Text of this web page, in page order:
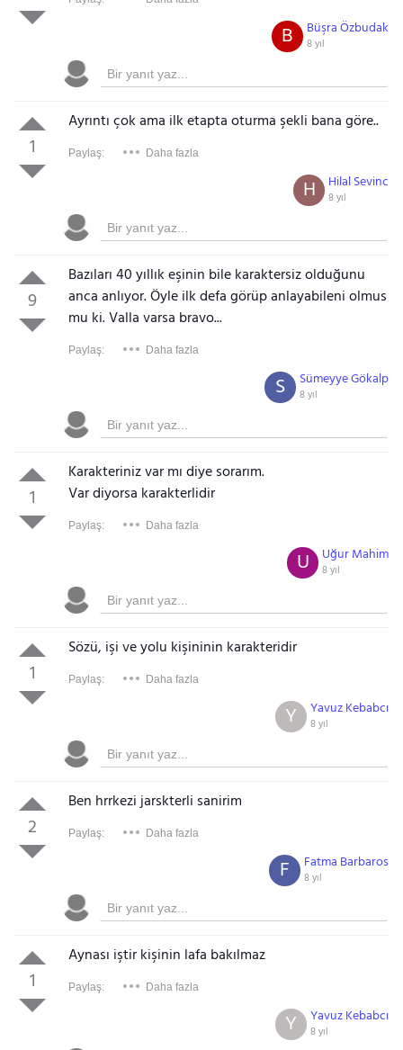
Büşra Özbudak
8 yıl
B
1
Ayrıntı çok ama ilk etapta oturma şekli bana göre..
Paylaş: Daha fazla
Hilal Sevinc
8 yıl
H
9
Bazıları 40 yıllık eşinin bile karaktersiz olduğunu
anca anlıyor. Öyle ilk defa görüp anlayabileni olmus
mu ki. Valla varsa bravo...
Paylaş: Daha fazla
Sümeyye Gökalp
8 yıl
S
1
Karakteriniz var mı diye sorarım.
Var diyorsa karakterlidir
Paylaş: Daha fazla
Uğur Mahim
8 yıl
U
1
Sözü, işi ve yolu kişininin karakteridir
Paylaş: Daha fazla
Yavuz Kebabcı
8 yıl
Y
2
Ben hrrkezi jarskterli sanirim
Paylaş: Daha fazla
Fatma Barbaros
8 yıl
F
1
Aynası iştir kişinin lafa bakılmaz
Paylaş: Daha fazla
Yavuz Kebabcı
8 yıl
Y